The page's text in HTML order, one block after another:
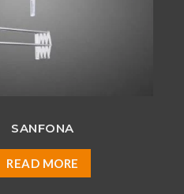
SANFONA
READ MORE